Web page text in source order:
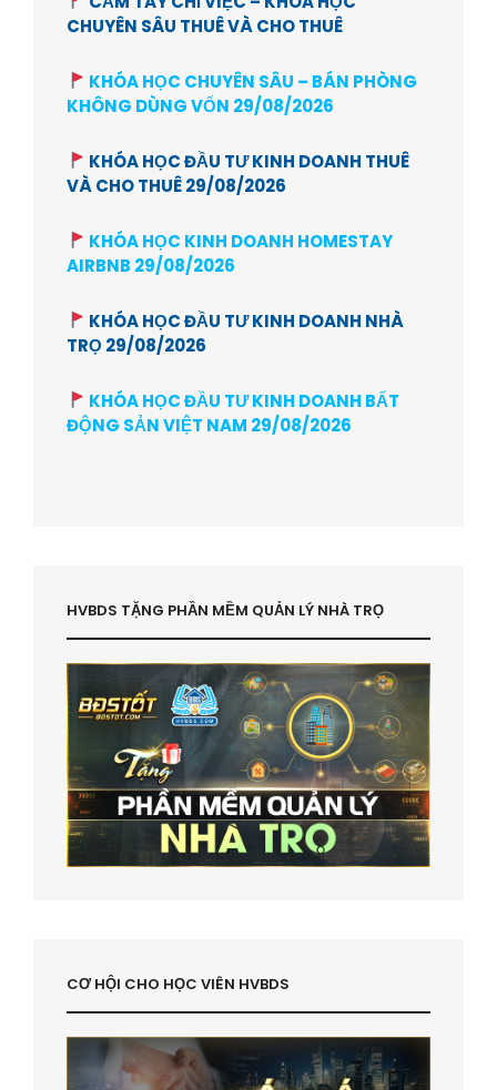
CHUYÊN SÂU THUÊ VÀ CHO THUÊ
KHÓA HỌC CHUYÊN SÂU – BÁN PHÒNG
KHÔNG DÙNG VỐN 29/08/2026
KHÓA HỌC ĐẦU TƯ KINH DOANH THUÊ
VÀ CHO THUÊ 29/08/2026
KHÓA HỌC KINH DOANH HOMESTAY
AIRBNB 29/08/2026
KHÓA HỌC ĐẦU TƯ KINH DOANH NHÀ
TRỌ 29/08/2026
KHÓA HỌC ĐẦU TƯ KINH DOANH BẤT
ĐỘNG SẢN VIỆT NAM 29/08/2026
HVBDS TẶNG PHẦN MỀM QUẢN LÝ NHÀ TRỌ
CƠ HỘI CHO HỌC VIÊN HVBDS